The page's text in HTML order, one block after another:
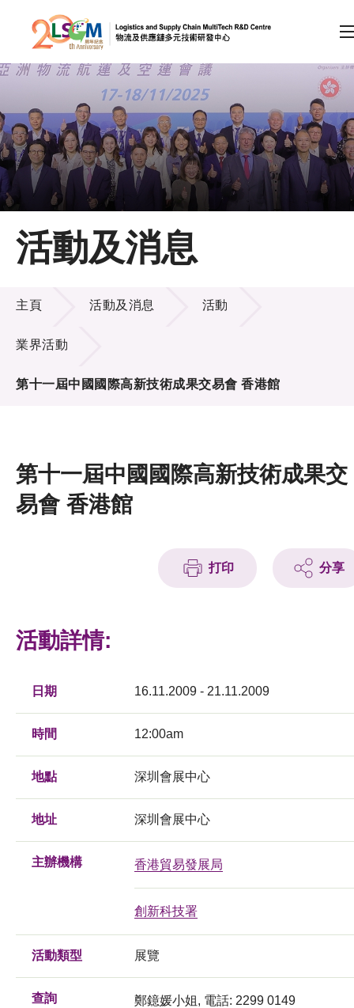
跳到內容（按回車鍵）
會員登入
A A EN 繁 简
主頁
關於LSCM
技術商品化
項目及資助計劃
新聞中心
活動及消息
活動及消息
主頁 活動及消息 活動
業界活動
第十一屆中國國際高新技術成果交易會 香港館
第十一屆中國國際高新技術成果交
易會 香港館
打印 分享
活動詳情:
日期 16.11.2009 - 21.11.2009
時間 12:00am
地點 深圳會展中心
地址 深圳會展中心
主辦機構 香港貿易發展局
創新科技署
活動類型 展覽
查詢 鄭鐿媛小姐, 電話: 2299 0149